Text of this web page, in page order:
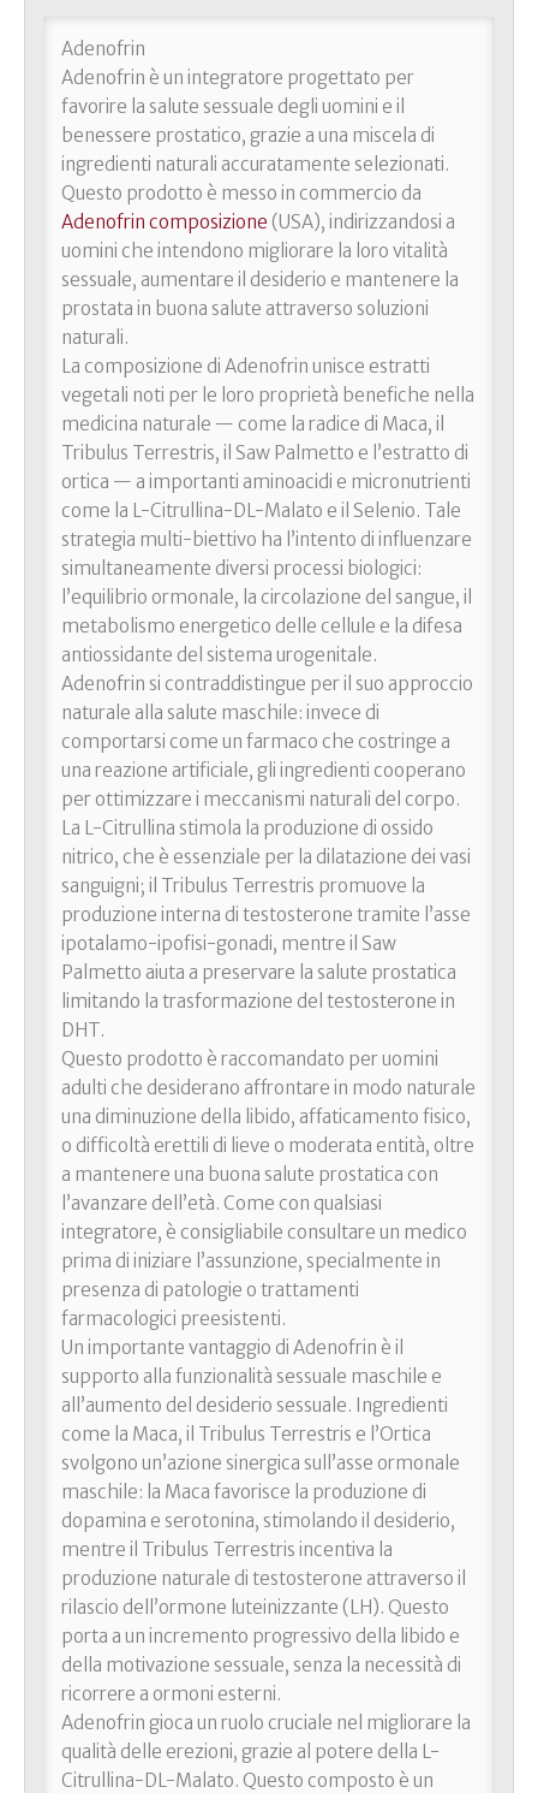
Adenofrin
Adenofrin è un integratore progettato per
favorire la salute sessuale degli uomini e il
benessere prostatico, grazie a una miscela di
ingredienti naturali accuratamente selezionati.
Questo prodotto è messo in commercio da
Adenofrin composizione (USA), indirizzandosi a
uomini che intendono migliorare la loro vitalità
sessuale, aumentare il desiderio e mantenere la
prostata in buona salute attraverso soluzioni
naturali.
La composizione di Adenofrin unisce estratti
vegetali noti per le loro proprietà benefiche nella
medicina naturale — come la radice di Maca, il
Tribulus Terrestris, il Saw Palmetto e l’estratto di
ortica — a importanti aminoacidi e micronutrienti
come la L-Citrullina-DL-Malato e il Selenio. Tale
strategia multi-biettivo ha l’intento di influenzare
simultaneamente diversi processi biologici:
l’equilibrio ormonale, la circolazione del sangue, il
metabolismo energetico delle cellule e la difesa
antiossidante del sistema urogenitale.
Adenofrin si contraddistingue per il suo approccio
naturale alla salute maschile: invece di
comportarsi come un farmaco che costringe a
una reazione artificiale, gli ingredienti cooperano
per ottimizzare i meccanismi naturali del corpo.
La L-Citrullina stimola la produzione di ossido
nitrico, che è essenziale per la dilatazione dei vasi
sanguigni; il Tribulus Terrestris promuove la
produzione interna di testosterone tramite l’asse
ipotalamo-ipofisi-gonadi, mentre il Saw
Palmetto aiuta a preservare la salute prostatica
limitando la trasformazione del testosterone in
DHT.
Questo prodotto è raccomandato per uomini
adulti che desiderano affrontare in modo naturale
una diminuzione della libido, affaticamento fisico,
o difficoltà erettili di lieve o moderata entità, oltre
a mantenere una buona salute prostatica con
l’avanzare dell’età. Come con qualsiasi
integratore, è consigliabile consultare un medico
prima di iniziare l’assunzione, specialmente in
presenza di patologie o trattamenti
farmacologici preesistenti.
Un importante vantaggio di Adenofrin è il
supporto alla funzionalità sessuale maschile e
all’aumento del desiderio sessuale. Ingredienti
come la Maca, il Tribulus Terrestris e l’Ortica
svolgono un’azione sinergica sull’asse ormonale
maschile: la Maca favorisce la produzione di
dopamina e serotonina, stimolando il desiderio,
mentre il Tribulus Terrestris incentiva la
produzione naturale di testosterone attraverso il
rilascio dell’ormone luteinizzante (LH). Questo
porta a un incremento progressivo della libido e
della motivazione sessuale, senza la necessità di
ricorrere a ormoni esterni.
Adenofrin gioca un ruolo cruciale nel migliorare la
qualità delle erezioni, grazie al potere della L-
Citrullina-DL-Malato. Questo composto è un